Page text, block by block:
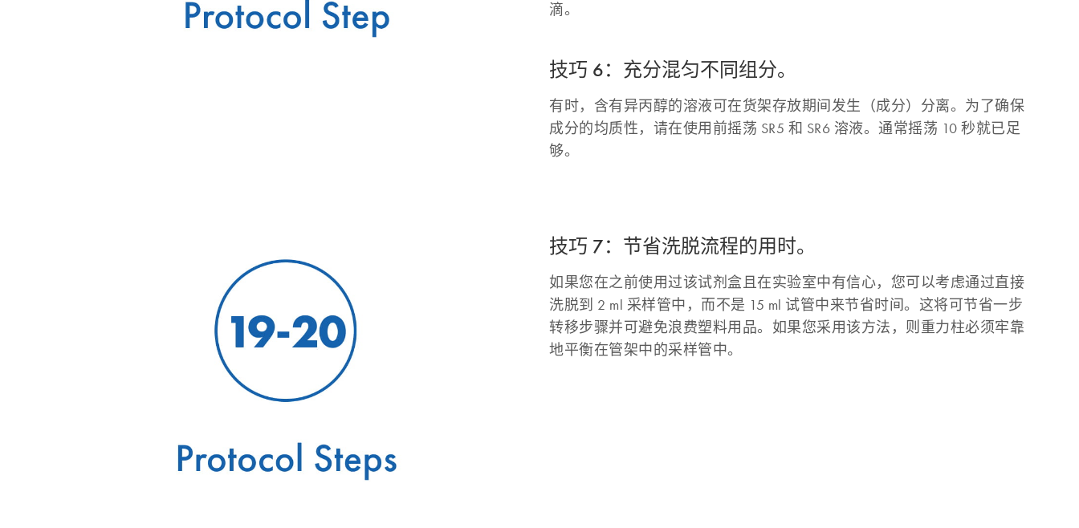
滴。
技巧 6：充分混匀不同组分。
有时，含有异丙醇的溶液可在货架存放期间发生（成分）分离。为了确保
成分的均质性，请在使用前摇荡 SR5 和 SR6 溶液。通常摇荡 10 秒就已足
够。
技巧 7：节省洗脱流程的用时。
如果您在之前使用过该试剂盒且在实验室中有信心，您可以考虑通过直接
洗脱到 2 ml 采样管中，而不是 15 ml 试管中来节省时间。这将可节省一步
转移步骤并可避免浪费塑料用品。如果您采用该方法，则重力柱必须牢靠
地平衡在管架中的采样管中。